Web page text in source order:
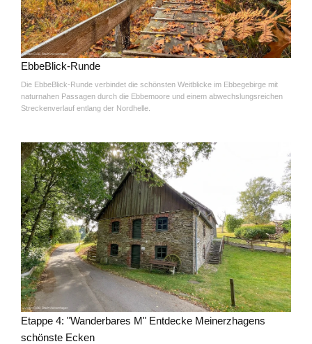
EbbeBlick-Runde
Die EbbeBlick-Runde verbindet die schönsten Weitblicke im Ebbegebirge mit
naturnahen Passagen durch die Ebbemoore und einem abwechslungsreichen
Streckenverlauf entlang der Nordhelle.
Etappe 4: "Wanderbares M" Entdecke Meinerzhagens
schönste Ecken